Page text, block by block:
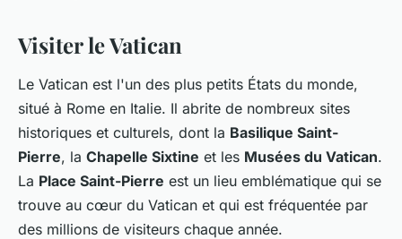
Visiter le Vatican
Le Vatican est l'un des plus petits États du monde,
situé à Rome en Italie. Il abrite de nombreux sites
historiques et culturels, dont la Basilique Saint-
Pierre, la Chapelle Sixtine et les Musées du Vatican.
La Place Saint-Pierre est un lieu emblématique qui se
trouve au cœur du Vatican et qui est fréquentée par
des millions de visiteurs chaque année.